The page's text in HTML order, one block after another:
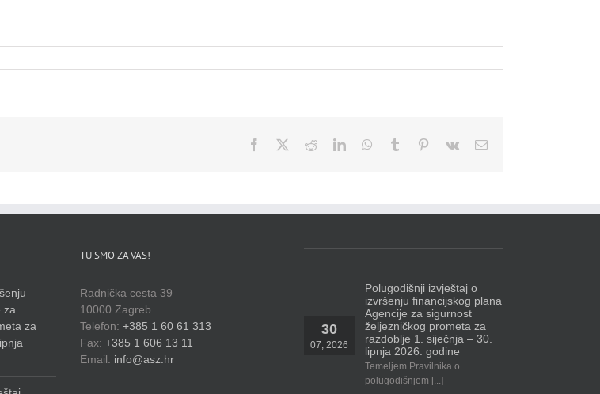
Facebook RedditLinkedInWhatsApp
Tumblr Pinterest
Vk Email
za
za
TU SMO ZA VAS!
Radnička cesta 39
10000 Zagreb
Telefon: +385 1 60 61 313
Fax: +385 1 606 13 11
Email: info@asz.hr
30
07, 2026
Polugodišnji izvještaj o
izvršenju financijskog plana
Agencije za sigurnost
željezničkog prometa za
razdoblje 1. siječnja – 30.
lipnja 2026. godine
Temeljem Pravilnika o
polugodišnjem [...]